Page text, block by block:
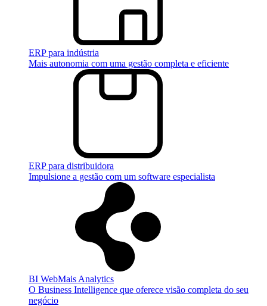
ERP para indústria
Mais autonomia com uma gestão completa e eficiente
ERP para distribuidora
Impulsione a gestão com um software especialista
BI WebMais Analytics
O Business Intelligence que oferece visão completa do seu
negócio